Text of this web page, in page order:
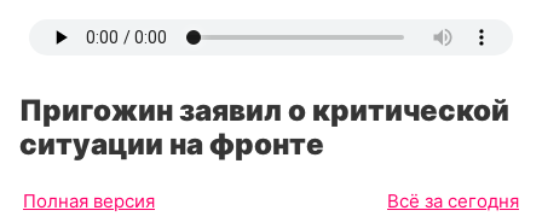
Пригожин заявил о критической
ситуации на фронте
Полная версия Всё за сегодня